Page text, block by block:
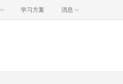
学习方案 消息